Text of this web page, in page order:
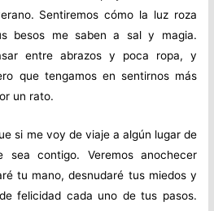
Sentiremos cómo la luz roza
besos me saben a sal y magia.
entre abrazos y poca ropa, y
que tengamos en sentirnos más
un rato.
si me voy de viaje a algún lugar de
sea contigo. Veremos anochecer
tu mano, desnudaré tus miedos y
felicidad cada uno de tus pasos.